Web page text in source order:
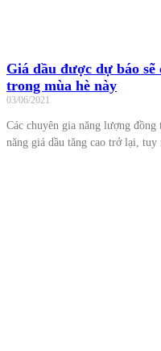
Giá dầu được dự báo
trong mùa hè này
03/06/2021
Các chuyên gia năng lượng
năng giá dầu tăng cao trở lại, tuy